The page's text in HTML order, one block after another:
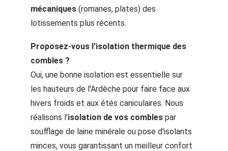
mécaniques (romanes, plates) des
lotissements plus récents.
Proposez-vous l'isolation thermique des
combles ?
Oui, une bonne isolation est essentielle sur
les hauteurs de l'Ardèche pour faire face aux
hivers froids et aux étés caniculaires. Nous
réalisons l'isolation de vos combles par
soufflage de laine minérale ou pose d'isolants
minces, vous garantissant un meilleur confort